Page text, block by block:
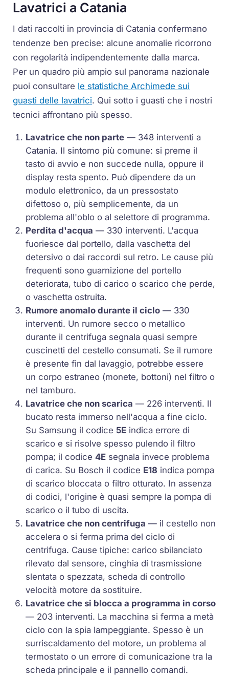
Lavatrici a Catania
I dati raccolti in provincia di Catania confermano
tendenze ben precise: alcune anomalie ricorrono
con regolarità indipendentemente dalla marca.
Per un quadro più ampio sul panorama nazionale
puoi consultare le statistiche Archimede sui
guasti delle lavatrici. Qui sotto i guasti che i nostri
tecnici affrontano più spesso.
Lavatrice che non parte — 348 interventi a
Catania. Il sintomo più comune: si preme il
tasto di avvio e non succede nulla, oppure il
display resta spento. Può dipendere da un
modulo elettronico, da un pressostato
difettoso o, più semplicemente, da un
problema all'oblo o al selettore di programma.
Perdita d'acqua — 330 interventi. L'acqua
fuoriesce dal portello, dalla vaschetta del
detersivo o dai raccordi sul retro. Le cause più
frequenti sono guarnizione del portello
deteriorata, tubo di carico o scarico che perde,
o vaschetta ostruita.
Rumore anomalo durante il ciclo — 330
interventi. Un rumore secco o metallico
durante il centrifuga segnala quasi sempre
cuscinetti del cestello consumati. Se il rumore
è presente fin dal lavaggio, potrebbe essere
un corpo estraneo (monete, bottoni) nel filtro o
nel tamburo.
Lavatrice che non scarica — 226 interventi. Il
bucato resta immerso nell'acqua a fine ciclo.
Su Samsung il codice 5E indica errore di
scarico e si risolve spesso pulendo il filtro
pompa; il codice4E segnala invece problema
di carica. Su Bosch il codice E18 indica pompa
di scarico bloccata o filtro otturato. In assenza
di codici, l'origine è quasi sempre la pompa di
scarico o il tubo di uscita.
Lavatrice che non centrifuga — il cestello non
accelera o si ferma prima del ciclo di
centrifuga. Cause tipiche: carico sbilanciato
rilevato dal sensore, cinghia di trasmissione
slentata o spezzata, scheda di controllo
velocità motore da sostituire.
Lavatrice che si blocca a programma in corso
— 203 interventi. La macchina si ferma a metà
ciclo con la spia lampeggiante. Spesso è un
surriscaldamento del motore, un problema al
termostato o un errore di comunicazione tra la
scheda principale e il pannello comandi.